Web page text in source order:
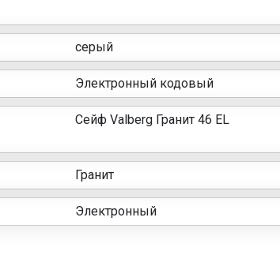
серый
Электронный кодовый
Сейф Valberg Гранит 46 EL
Гранит
Электронный